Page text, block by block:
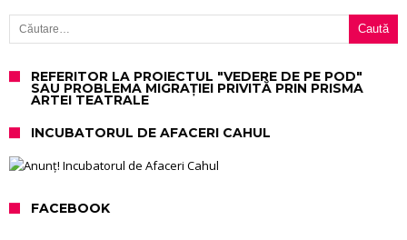
Caută după:
REFERITOR LA PROIECTUL "VEDERE DE PE POD"
SAU PROBLEMA MIGRAȚIEI PRIVITĂ PRIN PRISMA
ARTEI TEATRALE
INCUBATORUL DE AFACERI CAHUL
FACEBOOK